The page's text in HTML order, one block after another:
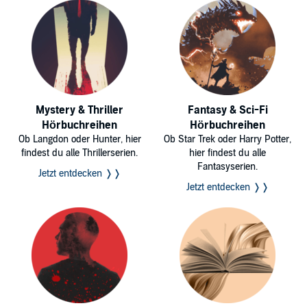
Mystery & Thriller
Hörbuchreihen
Ob Langdon oder Hunter, hier
findest du alle Thrillerserien.
Jetzt entdecken ❭❭
Fantasy & Sci-Fi
Hörbuchreihen
Ob Star Trek oder Harry Potter,
hier findest du alle
Fantasyserien.
Jetzt entdecken ❭❭